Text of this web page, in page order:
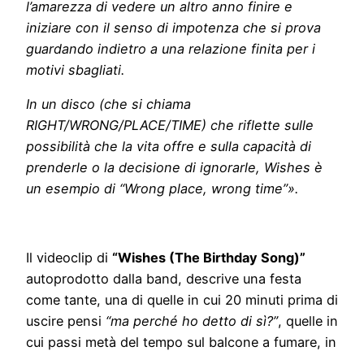
l’amarezza di vedere un altro anno finire e
iniziare con il senso di impotenza che si prova
guardando indietro a una relazione finita per i
motivi sbagliati.
In un disco (che si chiama
RIGHT/WRONG/PLACE/TIME) che riflette sulle
possibilità che la vita offre e sulla capacità di
prenderle o la decisione di ignorarle, Wishes è
un esempio di “Wrong place, wrong time”».
Il videoclip di “Wishes (The Birthday Song)”
autoprodotto dalla band, descrive una festa
come tante, una di quelle in cui 20 minuti prima di
uscire pensi “ma perché ho detto di sì?”, quelle in
cui passi metà del tempo sul balcone a fumare, in